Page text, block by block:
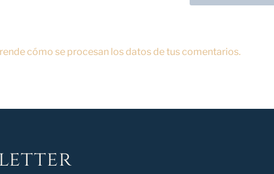
cómo se procesan los datos de tus comentarios.